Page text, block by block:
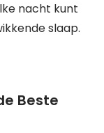
nacht kunt
slaap.
Beste